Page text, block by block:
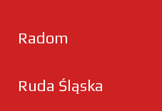
Radom
Ruda Śląska